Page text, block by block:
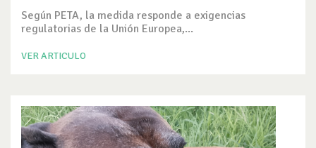
Según PETA, la medida responde a exigencias
regulatorias de la Unión Europea,...
VER ARTICULO